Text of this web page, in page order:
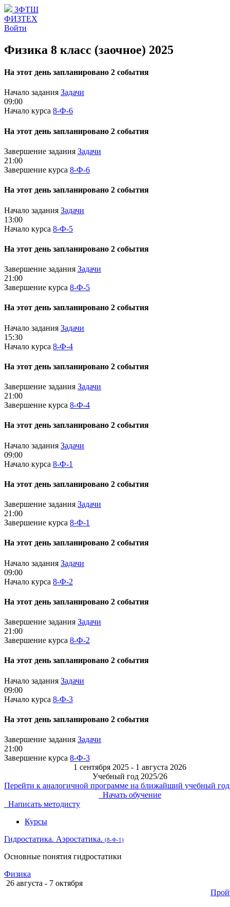
ЗФТШ
ФИЗТЕХ
Войти
Физика 8 класс (заочное) 2025
На этот день запланировано 2 события
Начало задания Задачи
09:00
Начало курса 8-Ф-6
На этот день запланировано 2 события
Завершение задания Задачи
21:00
Завершение курса 8-Ф-6
На этот день запланировано 2 события
Начало задания Задачи
13:00
Начало курса 8-Ф-5
На этот день запланировано 2 события
Завершение задания Задачи
21:00
Завершение курса 8-Ф-5
На этот день запланировано 2 события
Начало задания Задачи
15:30
Начало курса 8-Ф-4
На этот день запланировано 2 события
Завершение задания Задачи
21:00
Завершение курса 8-Ф-4
На этот день запланировано 2 события
Начало задания Задачи
09:00
Начало курса 8-Ф-1
На этот день запланировано 2 события
Завершение задания Задачи
21:00
Завершение курса 8-Ф-1
На этот день запланировано 2 события
Начало задания Задачи
09:00
Начало курса 8-Ф-2
На этот день запланировано 2 события
Завершение задания Задачи
21:00
Завершение курса 8-Ф-2
На этот день запланировано 2 события
Начало задания Задачи
09:00
Начало курса 8-Ф-3
На этот день запланировано 2 события
Завершение задания Задачи
21:00
Завершение курса 8-Ф-3
1 сентября 2025 - 1 августа 2026
Учебный год 2025/26
Перейти к аналогичной программе на ближайший учебный год
Начать обучение
Написать методисту
Курсы
Гидростатика. Аэростатика. (8-Ф-1)
Основные понятия гидростатики
Физика
26 августа - 7 октября